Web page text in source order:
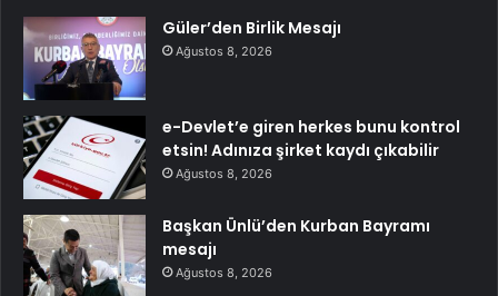
Güler’den Birlik Mesajı
Ağustos 8, 2026
e-Devlet’e giren herkes bunu kontrol
etsin! Adınıza şirket kaydı çıkabilir
Ağustos 8, 2026
Başkan Ünlü’den Kurban Bayramı
mesajı
Ağustos 8, 2026